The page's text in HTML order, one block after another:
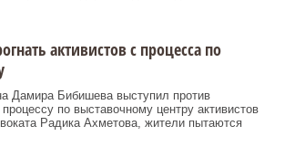
активистов с процесса по
Дамира Бибишева выступил против
по выставочному центру активистов
Радика Ахметова, жители пытаются